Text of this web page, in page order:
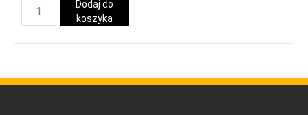
Dodaj do
koszyka